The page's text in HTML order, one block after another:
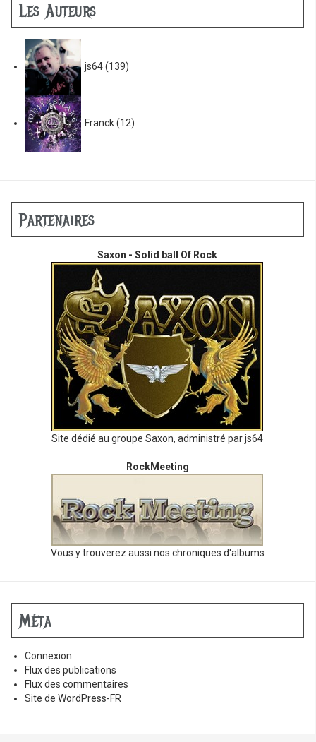
Les Auteurs
js64(139)
Franck(12)
Partenaires
Saxon - Solid ball Of Rock
Site dédié au groupe Saxon, administré par js64
RockMeeting
Vous y trouverez aussi nos chroniques d'albums
Méta
Connexion
Flux des publications
Flux des commentaires
Site de WordPress-FR